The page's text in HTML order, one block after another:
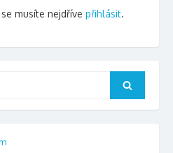
musíte nejdříve přihlásit.
Search